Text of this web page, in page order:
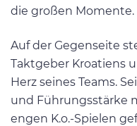
die großen Momente.
Auf der Gegenseite
Taktgeber Kroatiens
Herz seines Teams.
und Führungsstärke
engen K.o.-Spielen